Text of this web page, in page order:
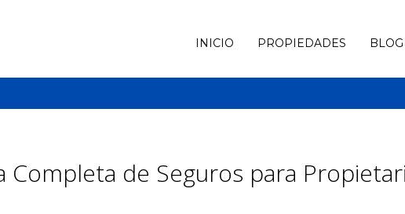
INICIO PROPIEDADES BLOG
Completa de Seguros para